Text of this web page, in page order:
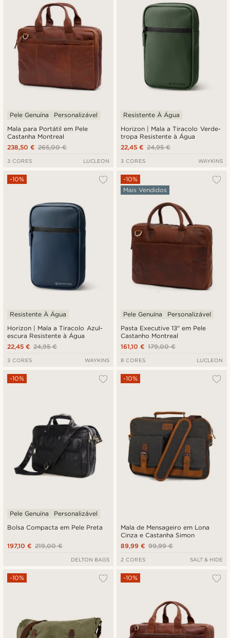
Mala para Portátil em Pele
Castanha Montreal
Pele Genuína Personalizável
265,00 €
238,50 €
3 CORES LUCLEON
Horizon | Mala a Tiracolo Verde-
tropa Resistente à Água
Resistente À Água
24,95 €
22,45 €
3 CORES WAYKINS
Horizon | Mala a Tiracolo Azul-
escura Resistente à Água
-10%
Resistente À Água
24,95 €
22,45 €
3 CORES WAYKINS
Pasta Executive 13" em Pele
Castanho Montreal
-10%
Mais Vendidos
Pele Genuína Personalizável
179,00 €
161,10 €
8 CORES LUCLEON
Bolsa Compacta em Pele Preta
-10%
Pele Genuína Personalizável
219,00 €
197,10 €
DELTON BAGS
Mala de Mensageiro em Lona
Cinza e Castanha Simon
-10%
99,99 €
89,99 €
2 CORES SALT & HIDE
-10% -10%